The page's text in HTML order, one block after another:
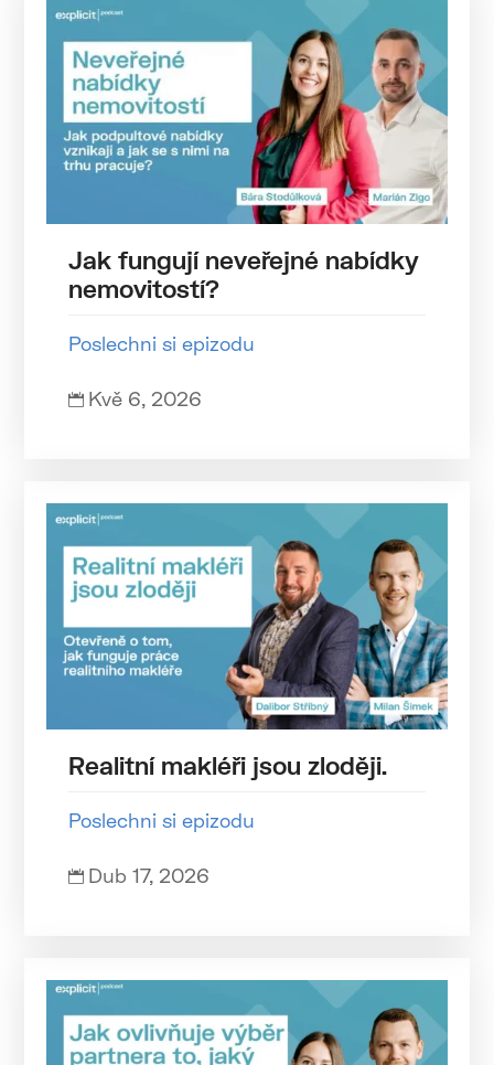
Jak fungují neveřejné nabídky
nemovitostí?
Poslechni si epizodu
 Kvě 6, 2026
Realitní makléři jsou zloději.
Poslechni si epizodu
 Dub 17, 2026